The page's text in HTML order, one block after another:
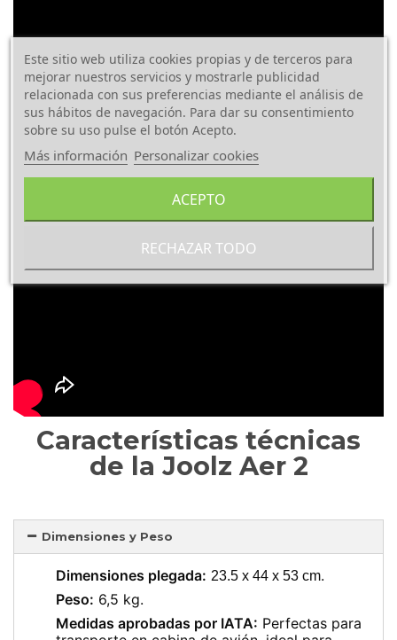
Características técnicas
de la Joolz Aer 2
Dimensiones y Peso
Dimensiones plegada: 23.5 x 44 x 53 cm.
Peso: 6,5 kg.
Medidas aprobadas por IATA: Perfectas para
Este sitio web utiliza cookies propias y de terceros para
mejorar nuestros servicios y mostrarle publicidad
relacionada con sus preferencias mediante el análisis de
sus hábitos de navegación. Para dar su consentimiento
sobre su uso pulse el botón Acepto.
Más información Personalizar cookies
RECHAZAR TODO
ACEPTO